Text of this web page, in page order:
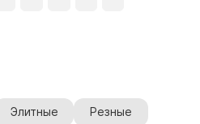
Элитные Резные